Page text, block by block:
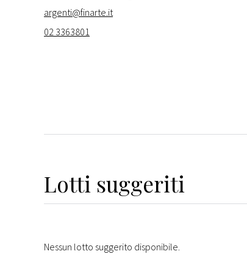
argenti@finarte.it
02 3363801
Lotti suggeriti
Nessun lotto suggerito disponibile.